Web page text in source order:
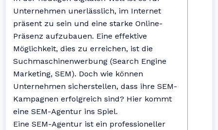
Unternehmen unerlässlich, im Internet
präsent zu sein und eine starke Online-
Präsenz aufzubauen. Eine effektive
Möglichkeit, dies zu erreichen, ist die
Suchmaschinenwerbung (Search Engine
Marketing, SEM). Doch wie können
Unternehmen sicherstellen, dass ihre SEM-
Kampagnen erfolgreich sind? Hier kommt
eine SEM-Agentur ins Spiel.
Eine SEM-Agentur ist ein professioneller